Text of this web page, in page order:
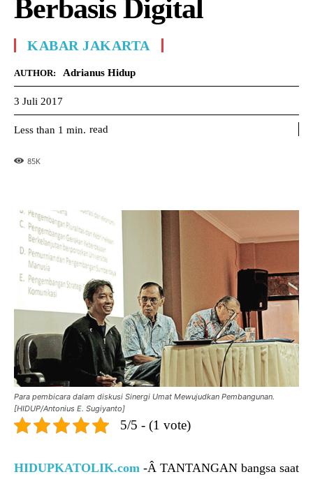
Berbasis Digital
KABAR JAKARTA
AUTHOR: Adrianus Hidup
3 Juli 2017
Less than 1 min. read
85K
Para pembicara dalam diskusi Sinergi Umat Mewujudkan Pembangunan.
[HIDUP/Antonius E. Sugiyanto]
5/5 - (1 vote)
HIDUPKATOLIK.com -Â TANTANGAN bangsa saat